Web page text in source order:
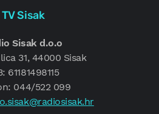
TV Sisak
Sisak d.o.o
31, 44000 Sisak
61181498115
044/522 099